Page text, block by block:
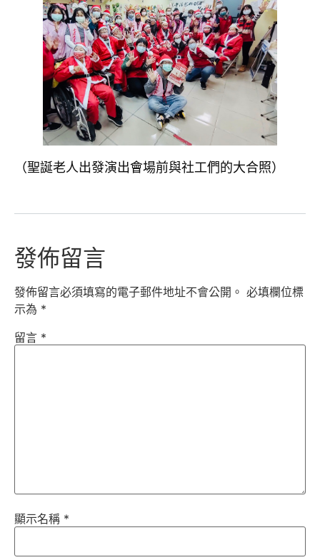
（聖誕老人出發演出會場前與社工們的大合照）
發佈留言
發佈留言必須填寫的電子郵件地址不會公開。 必填欄位標
示為 *
留言 *
顯示名稱 *